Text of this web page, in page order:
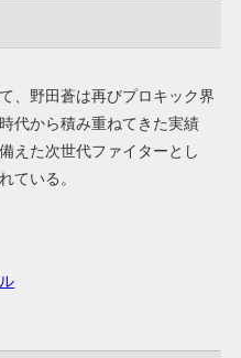
、野田蒼は再びプロキック界
代から積み重ねてきた実績
えた次世代ファイターとし
ている。